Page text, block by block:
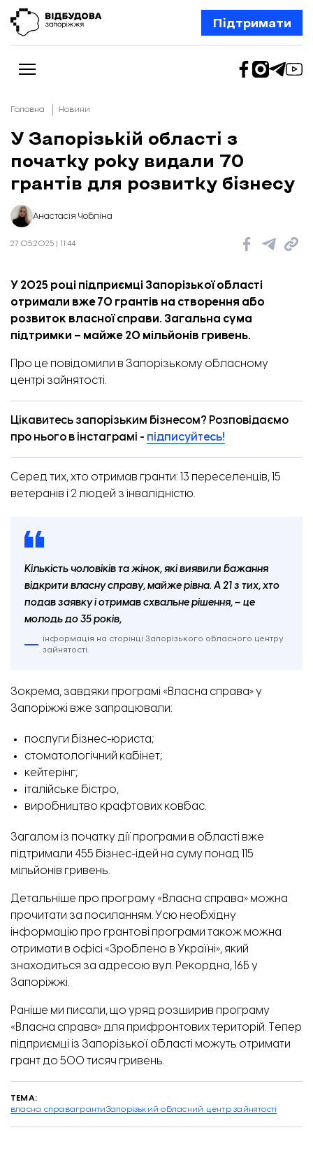
Підтримати
Новини
Відбудова Запоріжжя
Ексклюзив
Бізнес
Шлях додому
Відбудова. Життя
Про нас
Головна Новини
У Запорізькій області з
початку року видали 70
грантів для розвитку бізнесу
Анастасія Чобліна
27.05.2025 | 11:44
У 2025 році підприємці Запорізької області
отримали вже 70 грантів на створення або
розвиток власної справи. Загальна сума
підтримки – майже 20 мільйонів гривень.
Про це повідомили в Запорізькому обласному
центрі зайнятості.
Цікавитесь запорізьким бізнесом? Розповідаємо
про нього в інстаграмі - підписуйтесь!
Серед тих, хто отримав гранти: 13 переселенців, 15
ветеранів і 2 людей з інвалідністю.
Кількість чоловіків та жінок, які виявили бажання
відкрити власну справу, майже рівна. А 21 з тих, хто
подав заявку і отримав схвальне рішення, – це
молодь до 35 років,
інформація на сторінці Запорізького обласного центру
зайнятості.
Зокрема, завдяки програмі «Власна справа» у
Запоріжжі вже запрацювали:
послуги бізнес-юриста;
стоматологічний кабінет;
кейтерінг;
італійське бістро,
виробництво крафтових ковбас.
Загалом із початку дії програми в області вже
підтримали 455 бізнес-ідей на суму понад 115
мільйонів гривень.
Детальніше про програму «Власна справа» можна
прочитати за посиланням. Усю необхідну
інформацію про грантові програми також можна
отримати в офісі «Зроблено в Україні», який
знаходиться за адресою вул. Рекордна, 16Б у
Запоріжжі.
Раніше ми писали, що уряд розширив програму
«Власна справа» для прифронтових територій. Тепер
підприємці із Запорізької області можуть отримати
грант до 500 тисяч гривень.
ТЕМА:
власна справагрантиЗапорізький обласний центр зайнятості